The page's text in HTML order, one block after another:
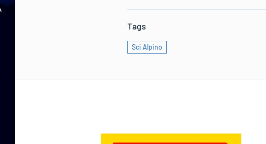
Tags
Sci Alpino